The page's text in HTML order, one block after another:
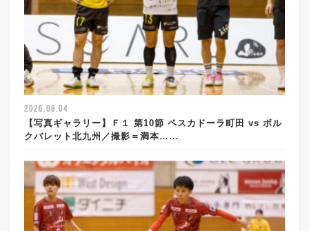
2026.08.04
【写真ギャラリー】Ｆ１ 第10節 ペスカドーラ町田 vs ボル
クバレット北九州／撮影＝満本……